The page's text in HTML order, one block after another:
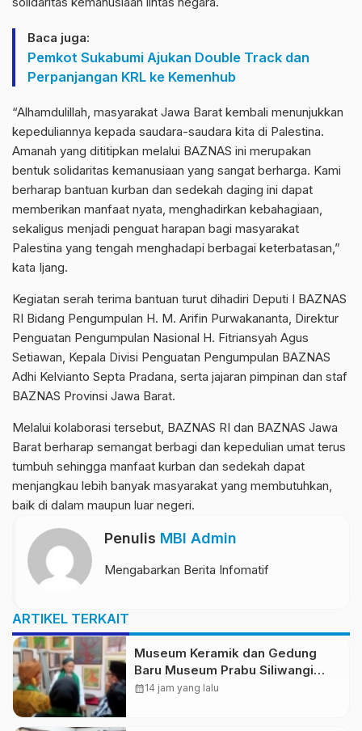
Baca juga:
Pemkot Sukabumi Ajukan Double Track dan
Perpanjangan KRL ke Kemenhub
“Alhamdulillah, masyarakat Jawa Barat kembali menunjukkan
kepeduliannya kepada saudara-saudara kita di Palestina.
Amanah yang dititipkan melalui BAZNAS ini merupakan
bentuk solidaritas kemanusiaan yang sangat berharga. Kami
berharap bantuan kurban dan sedekah daging ini dapat
memberikan manfaat nyata, menghadirkan kebahagiaan,
sekaligus menjadi penguat harapan bagi masyarakat
Palestina yang tengah menghadapi berbagai keterbatasan,”
kata Ijang.
Kegiatan serah terima bantuan turut dihadiri Deputi I BAZNAS
RI Bidang Pengumpulan H. M. Arifin Purwakananta, Direktur
Penguatan Pengumpulan Nasional H. Fitriansyah Agus
Setiawan, Kepala Divisi Penguatan Pengumpulan BAZNAS
Adhi Kelvianto Septa Pradana, serta jajaran pimpinan dan staf
BAZNAS Provinsi Jawa Barat.
Melalui kolaborasi tersebut, BAZNAS RI dan BAZNAS Jawa
Barat berharap semangat berbagi dan kepedulian umat terus
tumbuh sehingga manfaat kurban dan sedekah dapat
menjangkau lebih banyak masyarakat yang membutuhkan,
baik di dalam maupun luar negeri.
Penulis MBI Admin
Mengabarkan Berita Infomatif
ARTIKEL TERKAIT
Museum Keramik dan Gedung
Baru Museum Prabu Siliwangi
Diresmikan, Ponpes Al-Fath
calendar_month14 jam yang lalu